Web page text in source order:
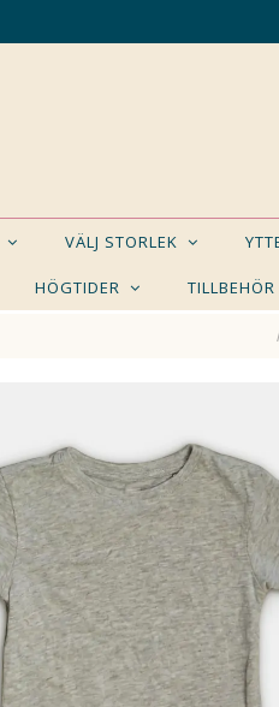
VÄLJ STORLEK
HÖGTIDER TILLBEHÖR
KANSKE NÅGON